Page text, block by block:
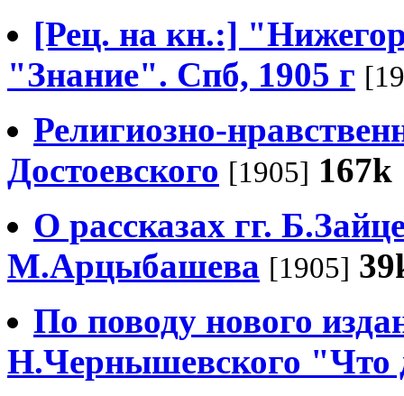
[Рец. на кн.:]
"Знание". Спб, 1905 г
Религиозно-
Достоевского [1905] 167k
О рассказах гг.
М.Арцыбашева [1905]
По поводу нового
Н.Чернышевского "Что